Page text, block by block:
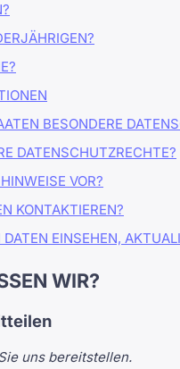
BESONDERE
DATENSCHUTZRECHTE?
VOR?
KONTAKTIEREN?
EINSEHEN,
WIR?
uns bereitstellen.